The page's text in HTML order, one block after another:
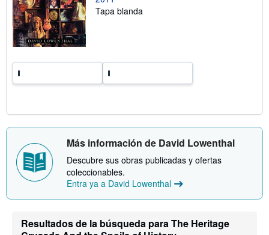
e
n
Tapa blanda
Más información de David Lowenthal
Descubre sus obras publicadas y ofertas
coleccionables.
Entra ya a David Lowenthal
Resultados de la búsqueda para The Heritage